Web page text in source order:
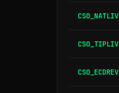
CS0_NATLIV
CS0_TIPLIV
CS0_ECDREV